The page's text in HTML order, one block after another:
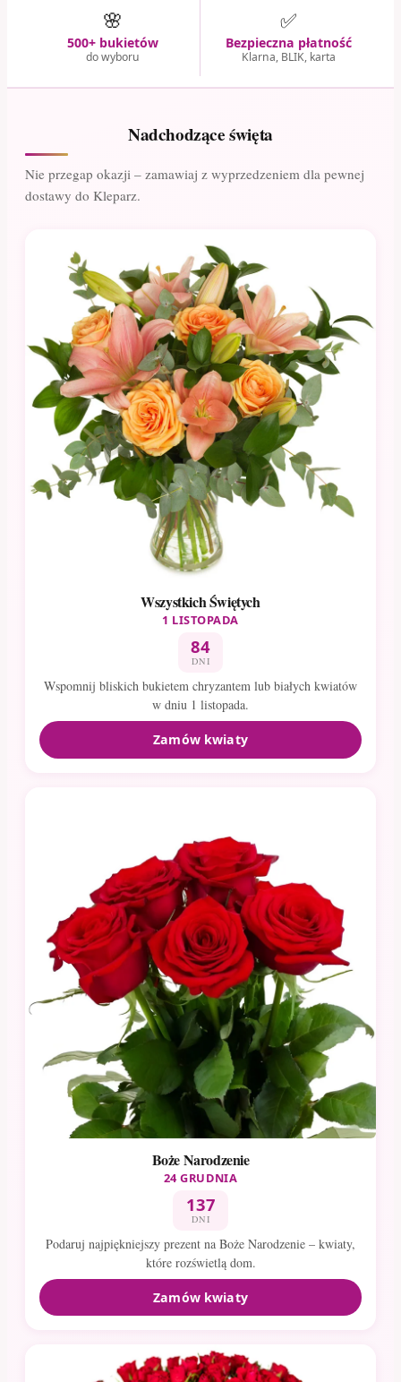
🌸
500+ bukietów
do wyboru
✅
Bezpieczna płatność
Klarna, BLIK, karta
Nadchodzące święta
Nie przegap okazji – zamawiaj z wyprzedzeniem dla pewnej
dostawy do Kleparz.
Wszystkich Świętych
1 LISTOPADA
84
DNI
Wspomnij bliskich bukietem chryzantem lub białych kwiatów
w dniu 1 listopada.
Zamów kwiaty
Boże Narodzenie
24 GRUDNIA
137
DNI
Podaruj najpiękniejszy prezent na Boże Narodzenie – kwiaty,
które rozświetlą dom.
Zamów kwiaty